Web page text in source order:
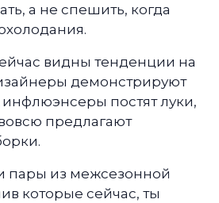
а не спешить, когда
видны тенденции на
демонстрируют
постят луки,
предлагают
пары из межсезонной
которые сейчас, ты